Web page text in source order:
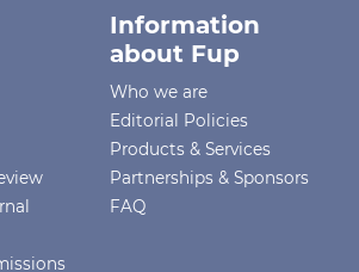
Information
about Fup
Who we are
Editorial Policies
Products & Services
Partnerships & Sponsors
FAQ